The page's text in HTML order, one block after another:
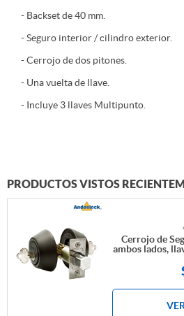
- Backset de 40 mm.
- Seguro interior / cilindro exterior.
- Cerrojo de dos pitones.
- Una vuelta de llave.
- Incluye 3 llaves Multipunto.
PRODUCTOS VISTOS
Cerrojo de
ambos lados,